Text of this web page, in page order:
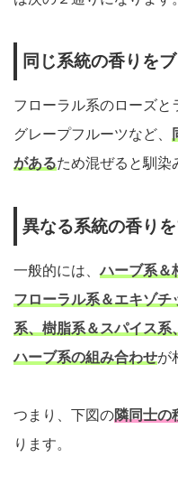
同じ系統の香りを
フローラル系のローズと
グレープフルーツなど、
があるため混ぜると馴染
異なる系統の香り
一般的には、ハーブ系＆
フローラル系＆エキゾ
系、樹脂系＆スパイス系
ハーブ系の組み合わせが
つまり、下図の隣同士の
ります。